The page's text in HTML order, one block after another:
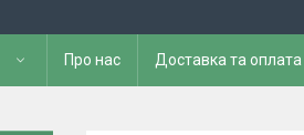
Про нас Доставка та оплата